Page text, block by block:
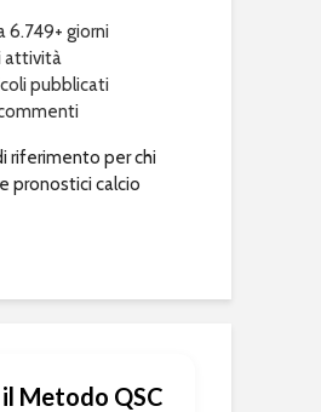
6.749+ giorni
attività
pubblicati
riferimento per chi
pronostici calcio
Metodo QSC